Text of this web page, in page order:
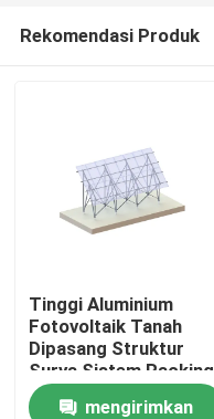
Rumah
Produk
Rekomendasi Produk
Tinggi Aluminium
Fotovoltaik Tanah
Dipasang Struktur
Surya Sistem Racking
Lahan Datar
mengirimkan